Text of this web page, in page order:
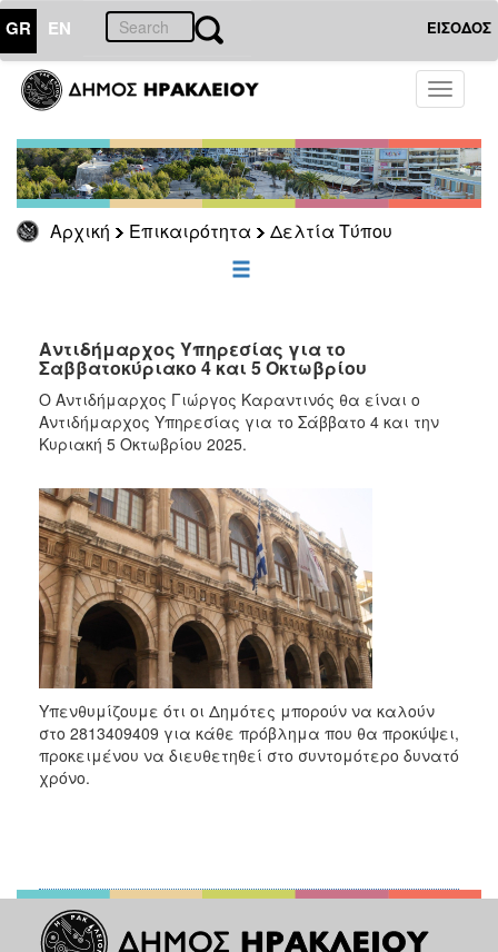
GR EN ΕΙΣΟΔΟΣ
Toggle
Αρχική Επικαιρότητα Δελτία Τύπου
ΕΠΙΚΑΙΡΟΤΗΤΑ
Τύπου
Αρχείο
ΕΠΙΣΚΕΠΤΗΣ
ΗΡΑΚΛΕΙΟ
Αντιδήμαρχος Υπηρεσίας για το
Σαββατοκύριακο 4 και 5 Οκτωβρίου
Ο Αντιδήμαρχος Γιώργος Καραντινός θα είναι ο
Αντιδήμαρχος Υπηρεσίας για το Σάββατο 4 και την
Κυριακή 5 Οκτωβρίου 2025.
Υπενθυμίζουμε ότι οι Δημότες μπορούν να καλούν
στο 2813409409 για κάθε πρόβλημα που θα προκύψει,
προκειμένου να διευθετηθεί στο συντομότερο δυνατό
χρόνο.